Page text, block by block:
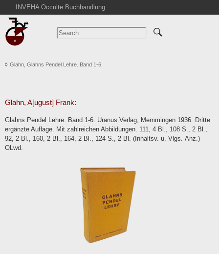
INVEHA Occulte Buchhandlung
Home
Advanced Search
Cart
Contact
Terms
Glahn, Glahns Pendel Lehre. Band 1-6.
Glahn, A[ugust] Frank:
Glahns Pendel Lehre. Band 1-6. Uranus Verlag, Memmingen 1936. Dritte
ergänzte Auflage. Mit zahlreichen Abbildungen. 111, 4 Bl., 108 S., 2 Bl.,
92, 2 Bl., 160, 2 Bl., 164, 2 Bl., 124 S., 2 Bl. (Inhaltsv. u. Vlgs.-Anz.)
OLwd.